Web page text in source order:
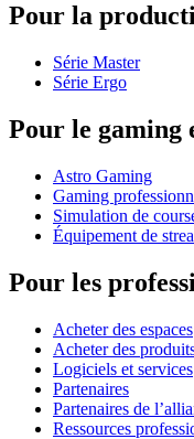
Pour la
Série Master
Série Ergo
Pour le gaming
Astro Gaming
Gaming
Simulation de
Équipement de
Pour les
Acheter des espaces
Acheter des
Logiciels et services
Partenaires
Partenaires de
Ressources